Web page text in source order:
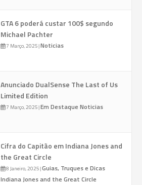
GTA 6 poderá custar 100$ segundo
Michael Pachter
7 Março, 2025|Noticias
Anunciado DualSense The Last of Us
Limited Edition
7 Março, 2025|Em Destaque Noticias
Cifra do Capitão em Indiana Jones and
the Great Circle
8 Janeiro, 2025|Guias, Truques e Dicas
Indiana Jones and the Great Circle